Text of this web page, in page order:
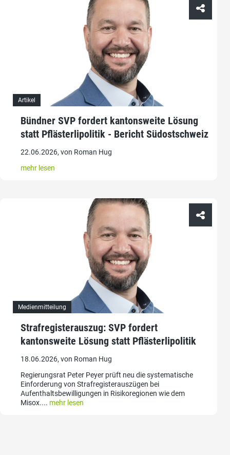
Artikel
Bündner SVP fordert kantonsweite Lösung
statt Pflästerlipolitik - Bericht Südostschweiz
22.06.2026, von Roman Hug
mehr lesen
Medienmitteilung
Strafregisterauszug: SVP fordert
kantonsweite Lösung statt Pflästerlipolitik
18.06.2026, von Roman Hug
Regierungsrat Peter Peyer prüft neu die systematische
Einforderung von Strafregisterauszügen bei
Aufenthaltsbewilligungen in Risikoregionen wie dem
Misox.... mehr lesen